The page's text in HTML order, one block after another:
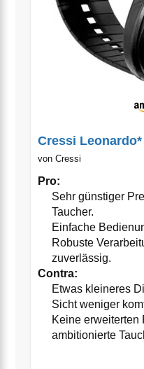
Cressi Leonardo*
von Cressi
Pro:
Sehr günstiger
Taucher.
Einfache
Robuste
zuverlässig.
Contra:
Etwas kleineres
Sicht weniger
Keine erweiterten
ambitionierte